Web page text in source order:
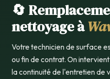
🔄
nettoyage à
Votre technicien de surface
ou fin de contrat. On
la continuité de l'entretien de